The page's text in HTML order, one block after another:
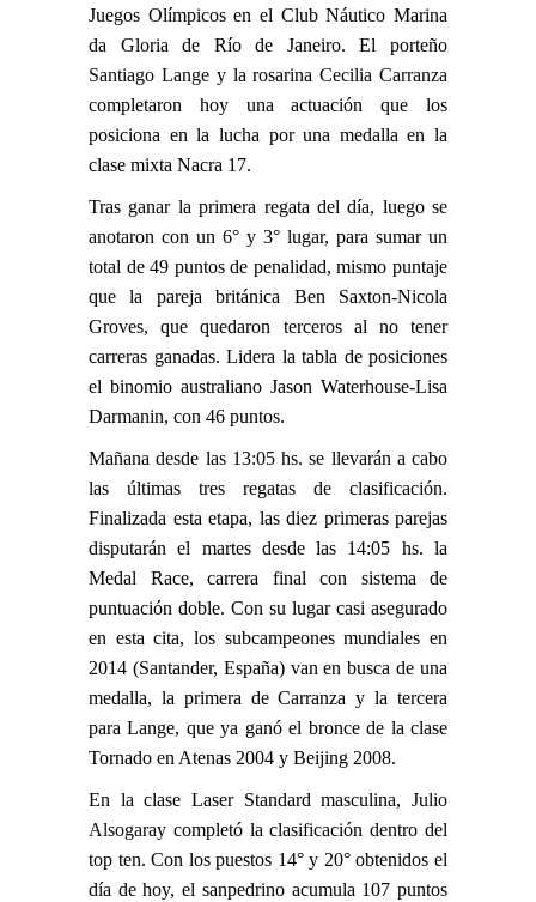
Juegos Olímpicos en el Club Náutico Marina
da Gloria de Río de Janeiro. El porteño
Santiago Langey la rosarinaCecilia Carranza
completaron hoy una actuación que los
posiciona en la lucha por una medalla en la
clase mixta Nacra 17.
Tras ganar la primera regata del día, luego se
anotaron con un 6° y 3° lugar, para sumar un
total de 49 puntos de penalidad, mismo puntaje
que la pareja británica Ben Saxton-Nicola
Groves, que quedaron terceros al no tener
carreras ganadas. Lidera la tabla de posiciones
el binomio australiano Jason Waterhouse-Lisa
Darmanin, con 46 puntos.
Mañana desde las 13:05 hs. se llevarán a cabo
las últimas tres regatas de clasificación.
Finalizada esta etapa, las diez primeras parejas
disputarán el martes desde las 14:05 hs. la
Medal Race, carrera final con sistema de
puntuación doble. Con su lugar casi asegurado
en esta cita, los subcampeones mundiales en
2014 (Santander, España) van en busca de una
medalla, la primera de Carranza y la tercera
para Lange, que ya ganó el bronce de la clase
Tornado en Atenas 2004 y Beijing 2008.
En la clase Laser Standard masculina, Julio
Alsogaray completó la clasificación dentro del
top ten. Con los puestos 14° y 20° obtenidos el
día de hoy, el sanpedrino acumula 107 puntos